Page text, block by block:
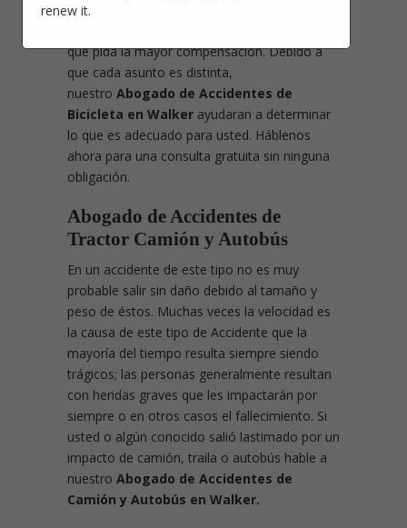
tuvo. Un abogado especialista de accidentes
que pida la mayor compensación. Debido a
que cada asunto es distinta,
nuestro Abogado de Accidentes de
Bicicleta en Walker ayudaran a determinar
lo que es adecuado para usted. Háblenos
ahora para una consulta gratuita sin ninguna
obligación.
Abogado de Accidentes de
Tractor Camión y Autobús
En un accidente de este tipo no es muy
probable salir sin daño debido al tamaño y
peso de éstos. Muchas veces la velocidad es
la causa de este tipo de Accidente que la
mayoría del tiempo resulta siempre siendo
trágicos; las personas generalmente resultan
con heridas graves que les impactarán por
siempre o en otros casos el fallecimiento. Si
usted o algún conocido salió lastimado por un
impacto de camión, traila o autobús hable a
nuestro Abogado de Accidentes de
Camión y Autobús en Walker.
renew it.